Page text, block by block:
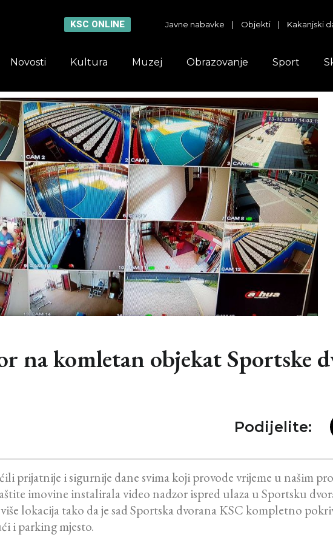
KSC ONLINE Javne nabavke | Objekti | Kakanjski
Novosti Kultura Muzej Obrazovanje Sport
na komletan objekat Sportske
Podijelite:
prijatnije i sigurnije dane svima koji provode vrijeme u našim
imovine instalirala video nadzor ispred ulaza u Sportsku
lokacija tako da je sad Sportska dvorana KSC kompletno
i parking mjesto.